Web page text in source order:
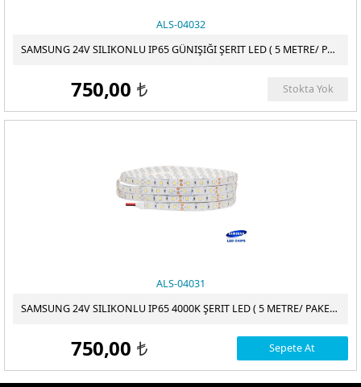
ALS-04032
SAMSUNG 24V SILIKONLU IP65 GÜNIŞIĞI ŞERIT LED ( 5 METRE/ PAKET )
750,00 t Stokta Yok
ALS-04031
SAMSUNG 24V SILIKONLU IP65 4000K ŞERIT LED ( 5 METRE/ PAKET )
750,00 t Sepete At